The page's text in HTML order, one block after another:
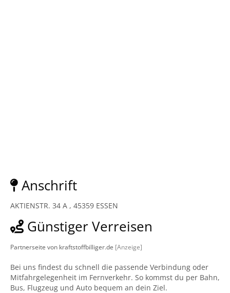
Anschrift
AKTIENSTR. 34 A , 45359 ESSEN
Günstiger Verreisen
Partnerseite von kraftstoffbilliger.de [Anzeige]
Bei uns findest du schnell die passende Verbindung oder
Mitfahrgelegenheit im Fernverkehr. So kommst du per Bahn,
Bus, Flugzeug und Auto bequem an dein Ziel.